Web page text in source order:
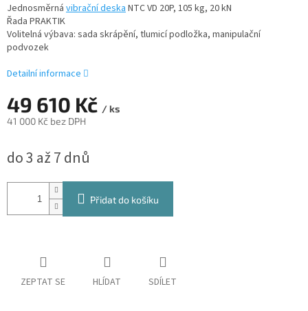
49 610 Kč / ks
41 000 Kč bez DPH
cena:
do 3 až 7 dnů
Přidat do košíku
Jednosměrná vibrační deska NTC VD 20P, 105 kg, 20 kN
Řada PRAKTIK
Volitelná výbava: sada skrápění, tlumicí podložka, manipulační
podvozek
Detailní informace
ZEPTAT SE HLÍDAT SDÍLET